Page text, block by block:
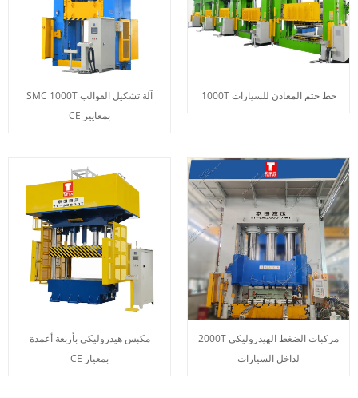
خط ختم المعادن للسيارات 1000T
آلة تشكيل القوالب SMC 1000T
بمعايير CE
مركبات الضغط الهيدروليكي 2000T
لداخل السيارات
مكبس هيدروليكي بأربعة أعمدة
بمعيار CE